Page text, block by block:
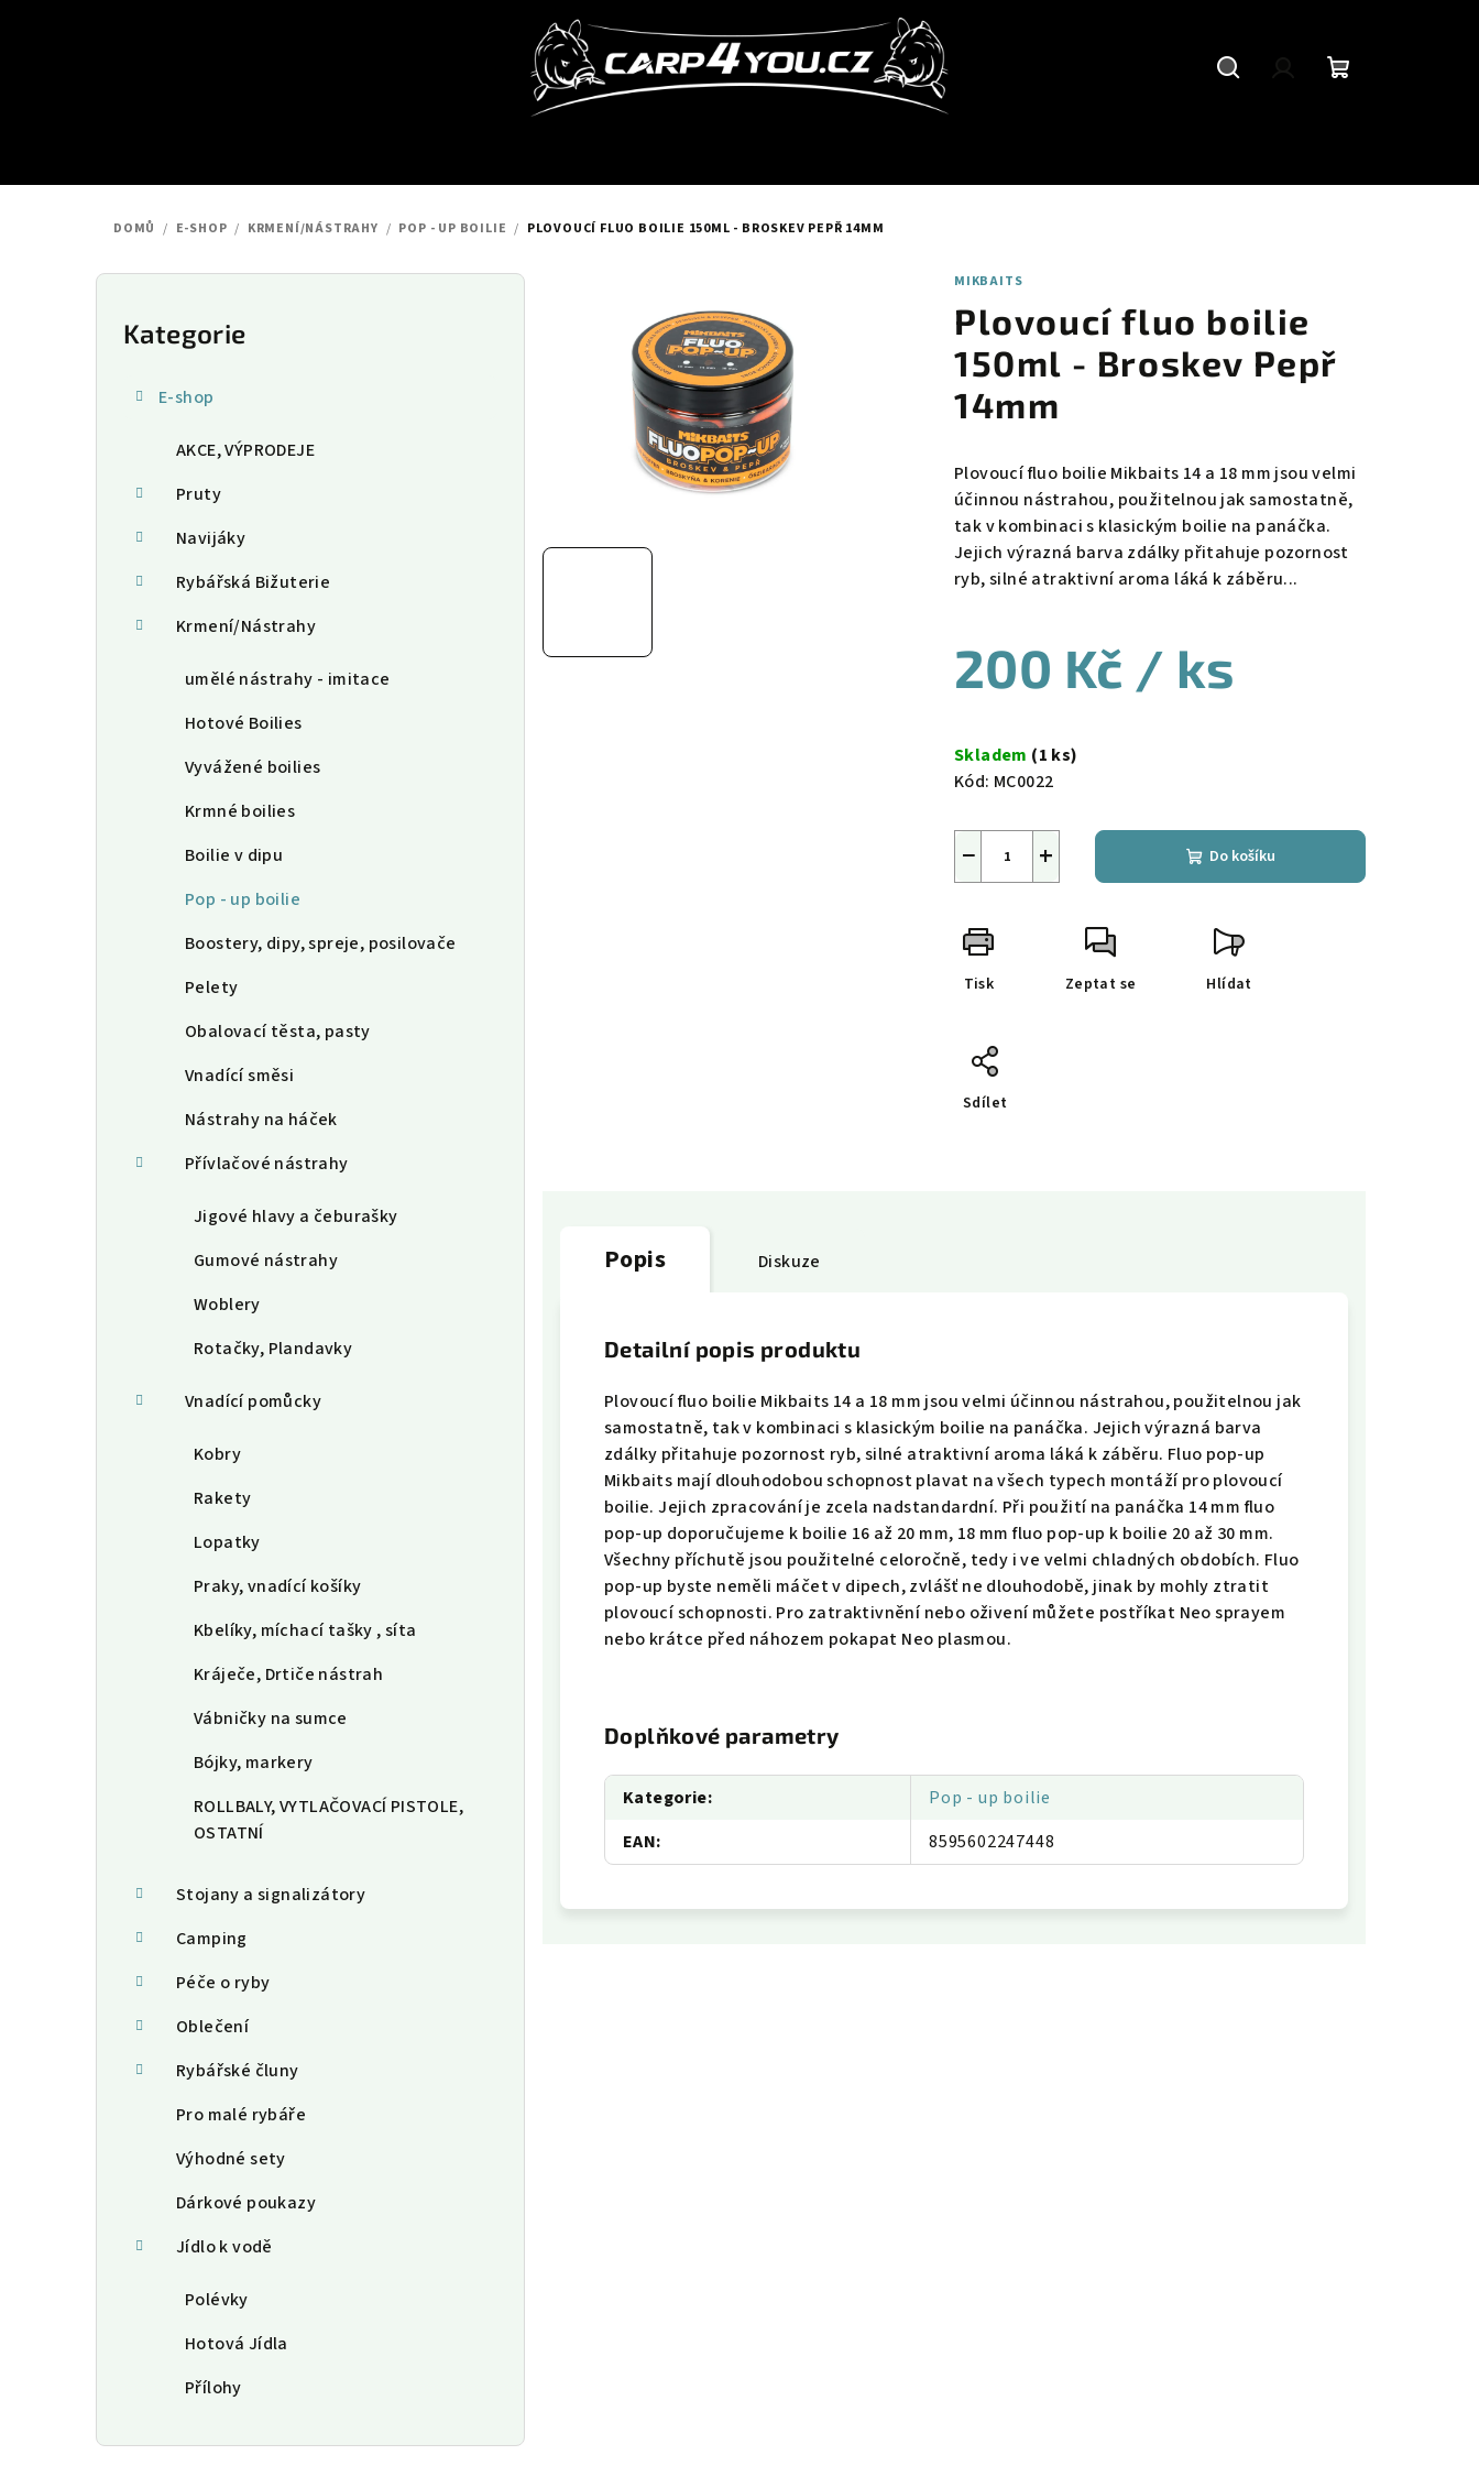
DOMŮ / E-SHOP / KRMENÍ/NÁSTRAHY / POP - UP BOILIE / PLOVOUCÍ FLUO BOILIE 150ML - BROSKEV PEPŘ 14MM
P
Přeskočit
kategorie
Kategorie
E-shop
AKCE, VÝPRODEJE
Pruty
Navijáky
Rybářská Bižuterie
Krmení/Nástrahy
umělé nástrahy - imitace
Hotové Boilies
Vyvážené boilies
Krmné boilies
Boilie v dipu
Pop - up boilie
Boostery, dipy, spreje, posilovače
Pelety
Obalovací těsta, pasty
Vnadící směsi
Nástrahy na háček
Přívlačové nástrahy
Jigové hlavy a čeburašky
Gumové nástrahy
Woblery
Rotačky, Plandavky
Vnadící pomůcky
Kobry
Rakety
Lopatky
Praky, vnadící košíky
Kbelíky, míchací tašky , síta
Kráječe, Drtiče nástrah
Vábničky na sumce
Bójky, markery
ROLLBALY, VYTLAČOVACÍ PISTOLE,
OSTATNÍ
Stojany a signalizátory
Camping
Péče o ryby
Oblečení
Rybářské čluny
Pro malé rybáře
Výhodné sety
Dárkové poukazy
Jídlo k vodě
Polévky
Hotová Jídla
Přílohy
MIKBAITS
Plovoucí fluo boilie
150ml - Broskev Pepř
14mm
Plovoucí fluo boilie Mikbaits 14 a 18 mm jsou velmi
účinnou nástrahou, použitelnou jak samostatně,
tak v kombinaci s klasickým boilie na panáčka.
Jejich výrazná barva zdálky přitahuje pozornost
ryb, silné atraktivní aroma láká k záběru...
200 Kč / ks
cena:
Skladem (1 ks)
Kód: MC0022
+
− Do košíku
Tisk Zeptat se Hlídat
Sdílet
Popis Diskuze
Detailní popis produktu
Plovoucí fluo boilie Mikbaits 14 a 18 mm jsou velmi účinnou nástrahou, použitelnou jak
samostatně, tak v kombinaci s klasickým boilie na panáčka. Jejich výrazná barva
zdálky přitahuje pozornost ryb, silné atraktivní aroma láká k záběru. Fluo pop-up
Mikbaits mají dlouhodobou schopnost plavat na všech typech montáží pro plovoucí
boilie. Jejich zpracování je zcela nadstandardní. Při použití na panáčka 14 mm fluo
pop-up doporučujeme k boilie 16 až 20 mm, 18 mm fluo pop-up k boilie 20 až 30 mm.
Všechny příchutě jsou použitelné celoročně, tedy i ve velmi chladných obdobích. Fluo
pop-up byste neměli máčet v dipech, zvlášť ne dlouhodobě, jinak by mohly ztratit
plovoucí schopnosti. Pro zatraktivnění nebo oživení můžete postříkat Neo sprayem
nebo krátce před náhozem pokapat Neo plasmou.
Doplňkové parametry
Kategorie:
Pop - up boilie
EAN: 8595602247448